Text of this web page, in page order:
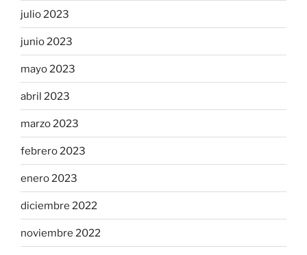
julio 2023
junio 2023
mayo 2023
abril 2023
marzo 2023
febrero 2023
enero 2023
diciembre 2022
noviembre 2022